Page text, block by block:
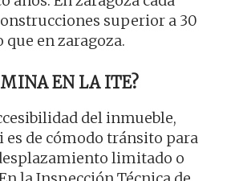
superior a 30
en zaragoza.
EN LA ITE?
del inmueble,
es de cómodo tránsito para
limitado o